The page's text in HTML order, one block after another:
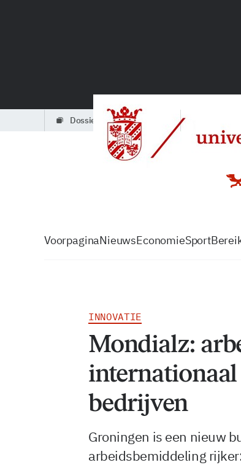
dossiers
VoorpaginaNieuwsEconomieSport
INNOVATIE
Mondialz:
internationaal
bedrijven
Groningen is een nieuw
arbeidsbemiddeling